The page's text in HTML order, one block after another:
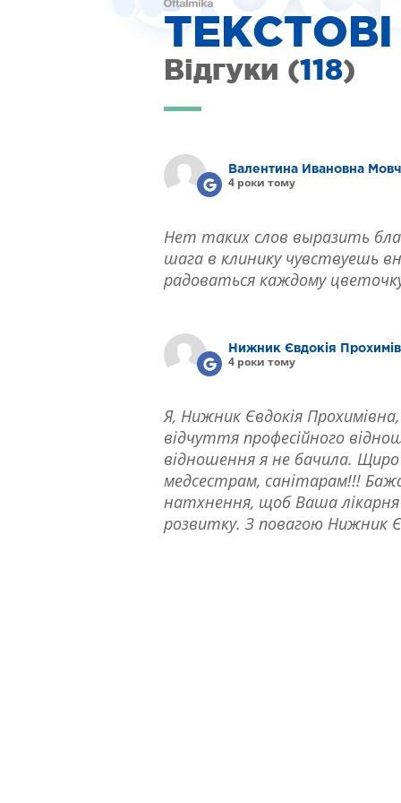
ІНТЕРНЕТ-МАГАЗИН ОПТИКИ
ДИТЯЧА ОФТАЛЬМОЛОГІЯ
ЕСТЕТИЧНА ХІРУРГІЯ
ТЕКСТОВІ
Відгуки (118)
Валентина Ивановна
4 роки тому
Нет таких слов выразить
шага в клинику чувствуешь
радоваться каждому
Нижник Євдокія
4 роки тому
Я, Нижник Євдокія
відчуття професійного
відношення я не бачила.
медсестрам, санітарам!!!
натхнення, щоб Ваша лікарня
розвитку. З повагою Нижник